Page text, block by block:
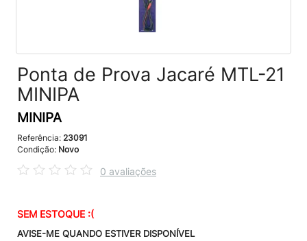
Ponta de Prova Jacaré MTL-21
MINIPA
MINIPA
Referência: 23091
Condição: Novo
0 avaliações
SEM ESTOQUE :(
AVISE-ME QUANDO ESTIVER DISPONÍVEL